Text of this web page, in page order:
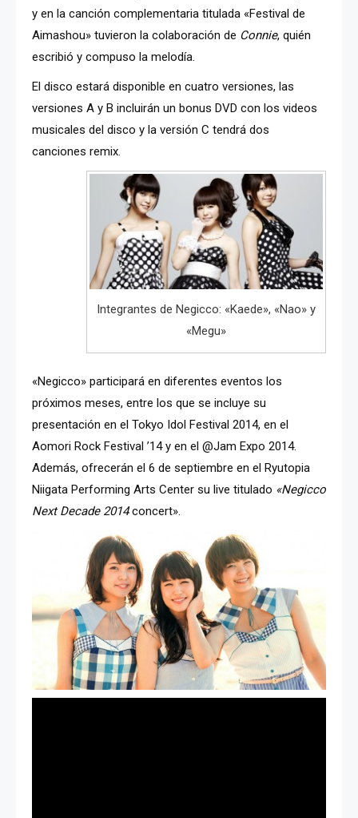
y en la canción complementaria titulada «Festival de
Aimashou» tuvieron la colaboración de Connie, quién
escribió y compuso la melodía.
El disco estará disponible en cuatro versiones, las
versiones A y B incluirán un bonus DVD con los videos
musicales del disco y la versión C tendrá dos
canciones remix.
Integrantes de Negicco: «Kaede», «Nao» y
«Megu»
«Negicco» participará en diferentes eventos los
próximos meses, entre los que se incluye su
presentación en el Tokyo Idol Festival 2014, en el
Aomori Rock Festival ’14 y en el @Jam Expo 2014.
Además, ofrecerán el 6 de septiembre en el Ryutopia
Niigata Performing Arts Center su live titulado «Negicco
Next Decade 2014concert».